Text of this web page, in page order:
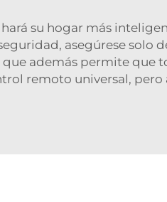
su hogar más
asegúrese solo
además permite que
remoto universal, pero